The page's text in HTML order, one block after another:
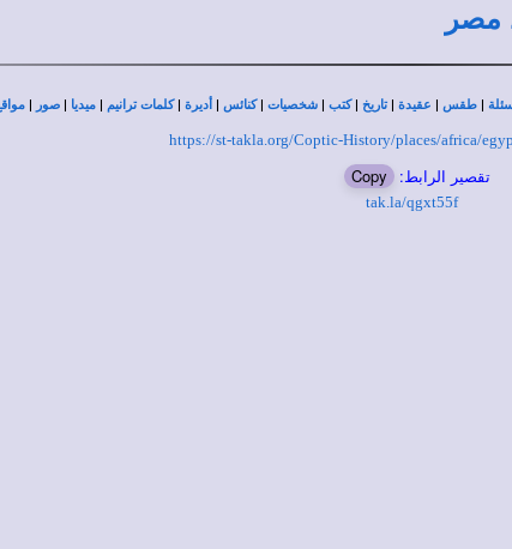
مصر
|طقس | عقيدة |تاريخ |كتب |شخصيات |كنائس | أديرة |كلمات ترانيم |ميديا |صور |
https://st-takla.org/Coptic-History/places/africa/
تقصير الرابط: Copy
tak.la/qgxt55f